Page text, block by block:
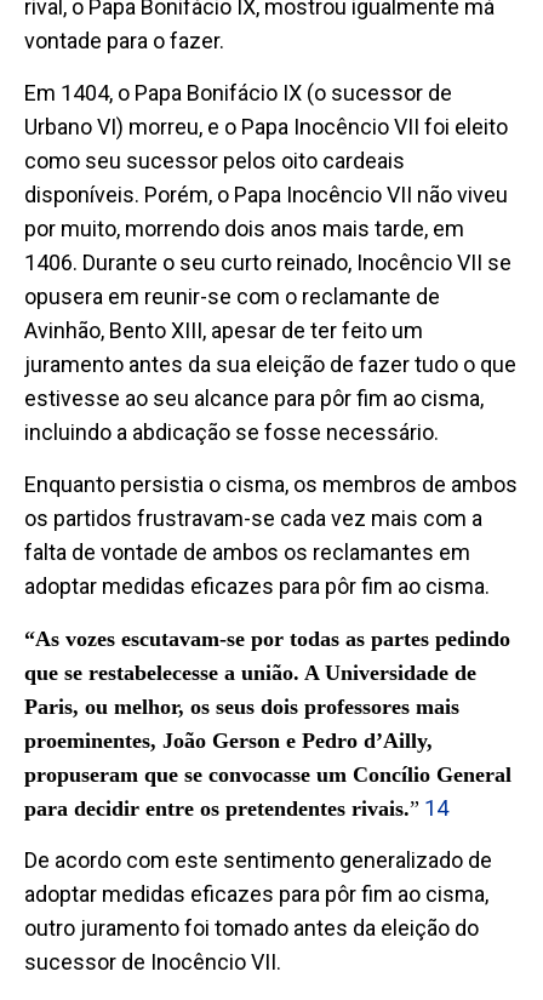
rival, o Papa Bonifácio IX, mostrou igualmente má
vontade para o fazer.
Em 1404, o Papa Bonifácio IX (o sucessor de
Urbano VI) morreu, e o Papa Inocêncio VII foi eleito
como seu sucessor pelos oito cardeais
disponíveis. Porém, o Papa Inocêncio VII não viveu
por muito, morrendo dois anos mais tarde, em
1406. Durante o seu curto reinado, Inocêncio VII se
opusera em reunir-se com o reclamante de
Avinhão, Bento XIII, apesar de ter feito um
juramento antes da sua eleição de fazer tudo o que
estivesse ao seu alcance para pôr fim ao cisma,
incluindo a abdicação se fosse necessário.
Enquanto persistia o cisma, os membros de ambos
os partidos frustravam-se cada vez mais com a
falta de vontade de ambos os reclamantes em
adoptar medidas eficazes para pôr fim ao cisma.
“As vozes escutavam-se por todas as partes pedindo
que se restabelecesse a união. A Universidade de
Paris, ou melhor, os seus dois professores mais
proeminentes, João Gerson e Pedro d’Ailly,
propuseram que se convocasse um Concílio General
para decidir entre os pretendentes rivais.” 14
De acordo com este sentimento generalizado de
adoptar medidas eficazes para pôr fim ao cisma,
outro juramento foi tomado antes da eleição do
sucessor de Inocêncio VII.